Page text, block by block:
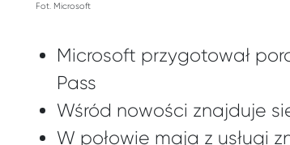
Fot. Microsoft
Microsoft przygotował
Pass
Wśród nowości znajduje
W połowie maja z usługi